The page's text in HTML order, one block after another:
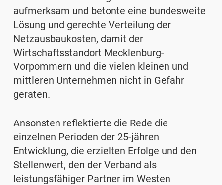
aufmerksam und betonte eine bundesweite
Lösung und gerechte Verteilung der
Netzausbaukosten, damit der
Wirtschaftsstandort Mecklenburg-
Vorpommern und die vielen kleinen und
mittleren Unternehmen nicht in Gefahr
geraten.
Ansonsten reflektierte die Rede die
einzelnen Perioden der 25-jähren
Entwicklung, die erzielten Erfolge und den
Stellenwert, den der Verband als
leistungsfähiger Partner im Westen